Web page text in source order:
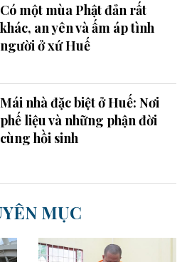
Có một mùa Phật đản rất
khác, an yên và ấm áp tình
người ở xứ Huế
Mái nhà đặc biệt ở Huế: Nơi
phế liệu và những phận đời
cùng hồi sinh
MỤC